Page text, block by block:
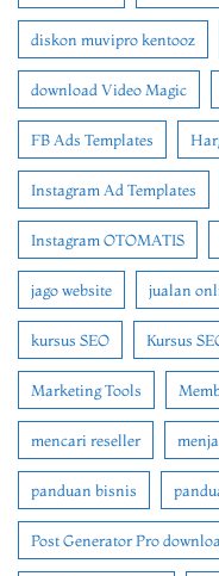
diskon muvipro kentooz
download Video Magic
FB Ads Templates
Instagram Ad Templates
Instagram OTOMATIS
jago website jualan
kursus SEO Kursus
Marketing Tools
mencari reseller
panduan bisnis
Post Generator Pro